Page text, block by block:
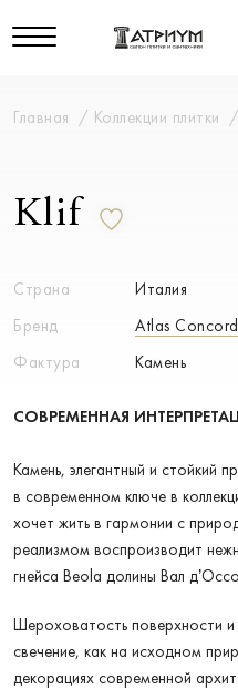
Главная Коллекции плитки
Klif
Страна
Италия
Бренд
Atlas
Фактура
Камень
СОВРЕМЕННАЯ
Камень, элегантный и стойкий
в современном ключе в
хочет жить в гармонии с
реализмом воспроизводит
гнейса Beola долины Вал
Шероховатость поверхности
свечение, как на исходном
декорациях современной